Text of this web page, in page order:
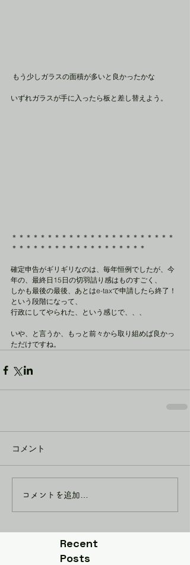
もう少しガラスの面積が多いと良かったかな
いずれガラスが手に入ったら板と差し替えよう。
＊＊＊＊＊＊＊＊＊＊＊＊＊＊＊＊＊＊＊＊＊＊＊
＊＊＊＊＊＊＊＊＊＊＊＊＊＊＊＊＊＊＊
確定申告がギリギリなのは、毎年恒例でしたが、今
年の、最終日15日の切羽詰り感はものすごく、
しかも最後の最後、あとはe-taxで申請したら終了！
という段階になって、
行政にしてやられた、という感じで、、、
いや、と言うか、もっと前々から取り組めば良かっ
ただけですね。
コメント
コメントを追加…
Recent
Posts